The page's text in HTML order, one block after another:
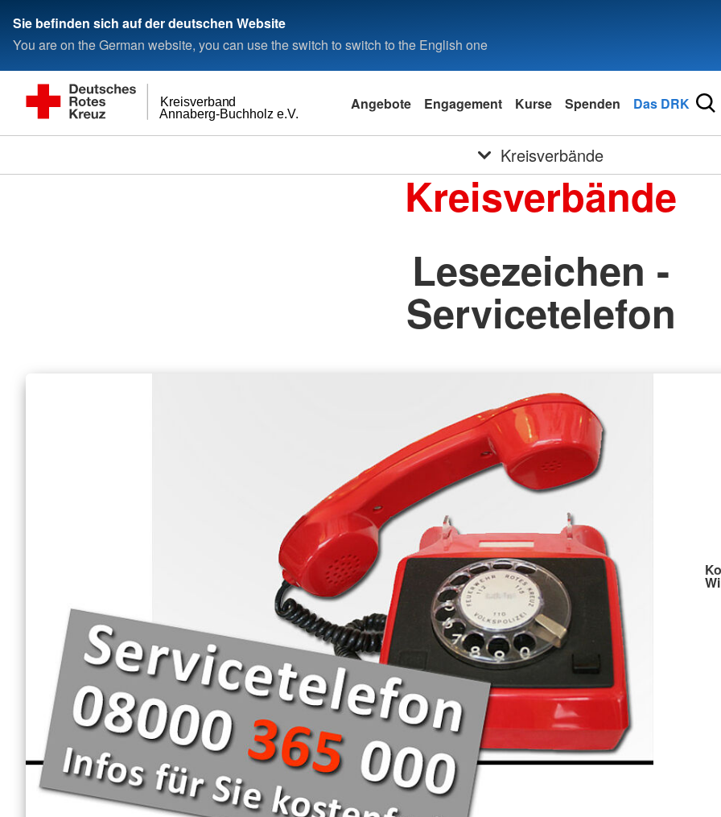
Sie befinden sich auf der deutschen Website
You are on the German website, you can use the switch to switch to the English one
Annaberg-Buchholz e.V.
Kreisverband Angebote Engagement Kurse Spenden Das DRK
Kreisverbände
Kreisverbände
Lesezeichen -
Servicetelefon